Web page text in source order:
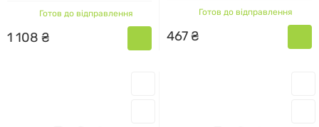
Готов до відправлення
1 108 ₴
Готов до відправлення
467₴